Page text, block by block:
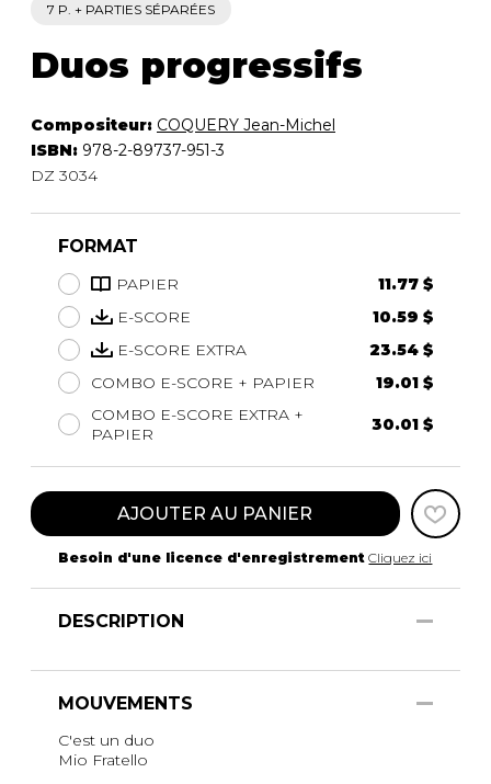
7 P. + PARTIES SÉPARÉES
Duos progressifs
Compositeur: COQUERY Jean-Michel
ISBN: 978-2-89737-951-3
DZ 3034
FORMAT
PAPIER
11.77 $
E-SCORE
10.59 $
E-SCORE EXTRA
23.54 $
COMBO E-SCORE + PAPIER
19.01 $
COMBO E-SCORE EXTRA +
PAPIER
30.01 $
AJOUTER AU PANIER
Besoin d'une licence d'enregistrement Cliquez ici
DESCRIPTION
MOUVEMENTS
C'est un duo
Mio Fratello